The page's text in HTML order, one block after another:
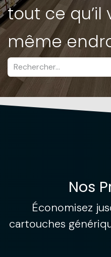
tout ce qu’il
même
Nos
Économisez
cartouches